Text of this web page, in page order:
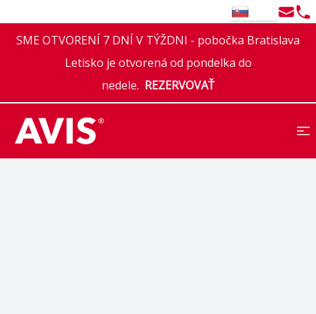
SK Email
SME OTVORENÍ 7 DNÍ V TÝŽDNI - pobočka Bratislava
Letisko je otvorená od pondelka do
nedele. REZERVOVAŤ